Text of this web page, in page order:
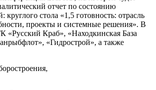
отчет по состоянию
стола «1,5 готовность: отрасль
проекты и системные решения». В
«Русский Краб», «Находкинская База
«Гидрострой», а также